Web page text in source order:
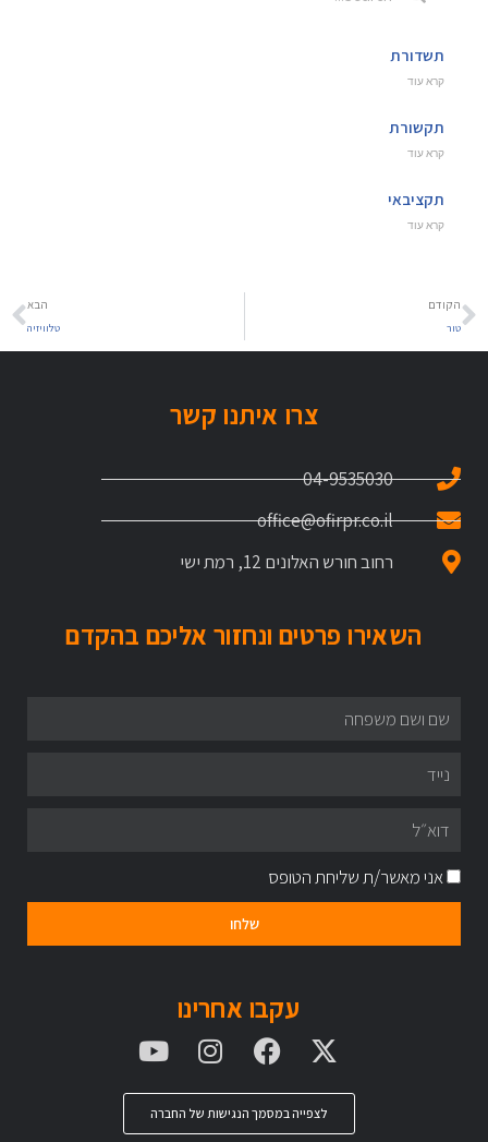
תשדורת
קרא עוד
תקשורת
קרא עוד
תקציבאי
קרא עוד
הקודם
טור
הבא
טלוויזיה
צרו איתנו קשר
04-9535030
office@ofirpr.co.il
רחוב חורש האלונים 12, רמת ישי
השאירו פרטים ונחזור אליכם בהקדם
אני מאשר/ת שליחת הטופס
שלחו
עקבו אחרינו
לצפייה במסמך הנגישות של החברה